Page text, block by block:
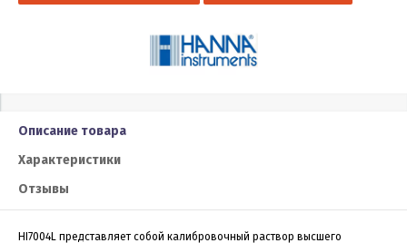
Описание товара
Характеристики
Отзывы
HI7004L представляет собой калибровочный раствор высшего